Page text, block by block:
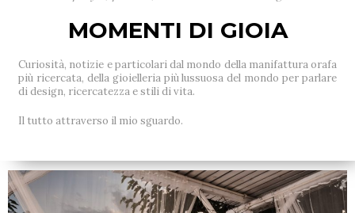
MOMENTI DI GIOIA
Curiosità, notizie e particolari dal mondo della manifattura orafa
più ricercata, della gioielleria più lussuosa del mondo per parlare
di design, ricercatezza e stili di vita.
Il tutto attraverso il mio sguardo.